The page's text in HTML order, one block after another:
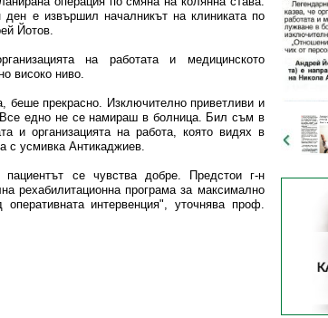
е извършил началникът на клиниката по
Йотов.
на работата и медицинското
високо ниво.
беше прекрасно. Изключително приветливи и
едно не се намираш в болница. Бил съм в
и организацията на работа, която видях в
с усмивка Антикаджиев.
се чувства добре. Предстои г-н
рехабилитационна програма за максимално
интервенция", уточнява проф.